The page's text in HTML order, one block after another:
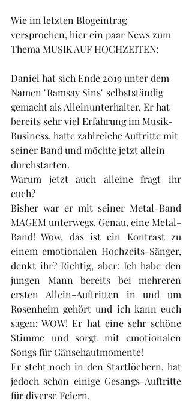
Wie im letzten Blogeintrag
versprochen, hier ein paar News zum
Thema MUSIK AUF HOCHZEITEN:
Daniel hat sich Ende 2019 unter dem
Namen "Ramsay Sins" selbstständig
gemacht als Alleinunterhalter. Er hat
bereits sehr viel Erfahrung im Musik-
Business, hatte zahlreiche Auftritte mit
seiner Band und möchte jetzt allein
durchstarten.
Warum jetzt auch alleine fragt ihr
euch?
Bisher war er mit seiner Metal-Band
MAGEM unterwegs. Genau, eine Metal-
Band! Wow, das ist ein Kontrast zu
einem emotionalen Hochzeits-Sänger,
denkt ihr? Richtig, aber: Ich habe den
jungen Mann bereits bei mehreren
ersten Allein-Auftritten in und um
Rosenheim gehört und ich kann euch
sagen: WOW! Er hat eine sehr schöne
Stimme und sorgt mit emotionalen
Songs für Gänsehautmomente!
Er steht noch in den Startlöchern, hat
jedoch schon einige Gesangs-Auftritte
für diverse Feiern.